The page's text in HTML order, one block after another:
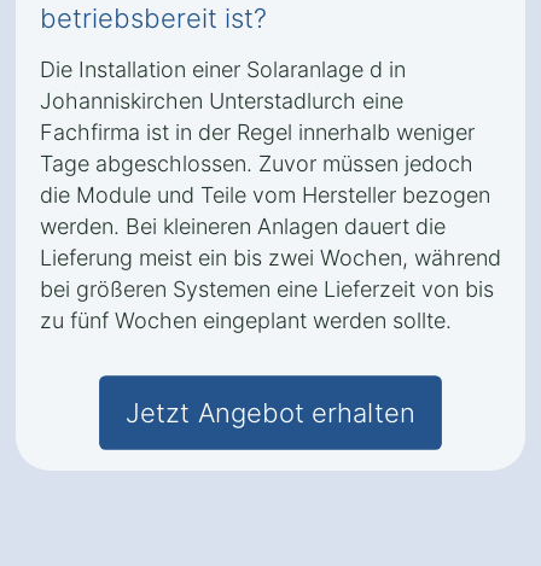
betriebsbereit ist?
Die Installation einer Solaranlage d in
Johanniskirchen Unterstadlurch eine
Fachfirma ist in der Regel innerhalb weniger
Tage abgeschlossen. Zuvor müssen jedoch
die Module und Teile vom Hersteller bezogen
werden. Bei kleineren Anlagen dauert die
Lieferung meist ein bis zwei Wochen, während
bei größeren Systemen eine Lieferzeit von bis
zu fünf Wochen eingeplant werden sollte.
Jetzt Angebot erhalten